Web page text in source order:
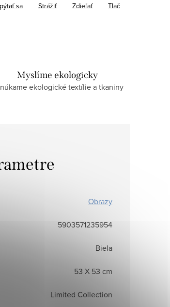
Tlač
sa Strážiť Zdieľať
Myslíme ekologicky
ekologické textílie a tkaniny
Obrazy
5903571235954
Biela
53 X 53 cm
Limited Collection